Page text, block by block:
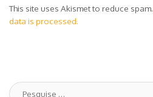
This site uses Akismet to reduce spam.
data is processed.
Pesquise